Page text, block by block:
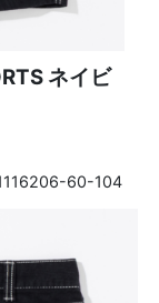
ネイビ
60-104